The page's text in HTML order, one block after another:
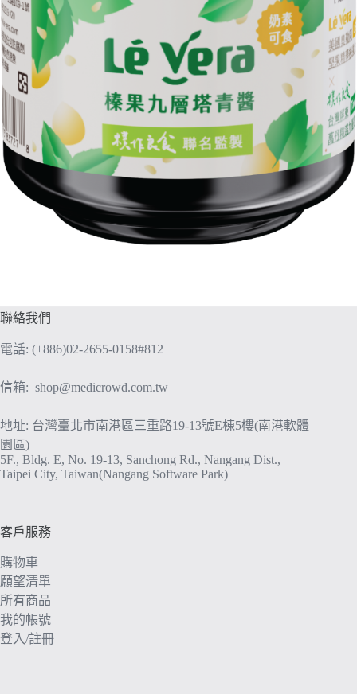
聯絡我們
電話: (+886)02-2655-0158#812
信箱: shop@medicrowd.com.tw
地址: 台灣臺北市南港區三重路19-13號E棟5樓(南港軟體
園區)
5F., Bldg. E, No. 19-13, Sanchong Rd., Nangang Dist.,
Taipei City, Taiwan(Nangang Software Park)
客戶服務
購物車
願望清單
所有商品
我的帳號
登入/註冊